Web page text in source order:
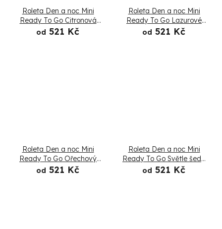
Roleta Den a noc Mini
Ready To Go Citronová
limonáda - Složená
od 521 Kč
Roleta Den a noc Mini
Ready To Go Lazurové
pobřeží - Složená
od 521 Kč
Roleta Den a noc Mini
Ready To Go Ořechový
krém - Složená
od 521 Kč
Roleta Den a noc Mini
Ready To Go Světle šedá
- Složená
od 521 Kč